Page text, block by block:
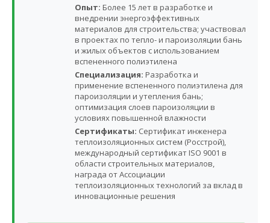
Опыт: Более 15 лет в разработке и
внедрении энергоэффективных
материалов для строительства; участвовал
в проектах по тепло- и пароизоляции бань
и жилых объектов с использованием
вспененного полиэтилена
Специализация: Разработка и
применение вспененного полиэтилена для
пароизоляции и утепления бань;
оптимизация слоев пароизоляции в
условиях повышенной влажности
Сертификаты: Сертификат инженера
теплоизоляционных систем (Росстрой),
международный сертификат ISO 9001 в
области строительных материалов,
награда от Ассоциации
теплоизоляционных технологий за вклад в
инновационные решения